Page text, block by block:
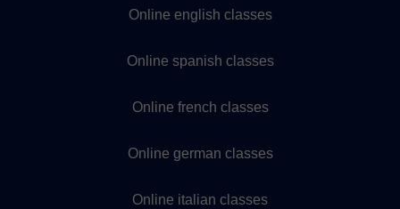
Online english classes
Online spanish classes
Online french classes
Online german classes
Online italian classes